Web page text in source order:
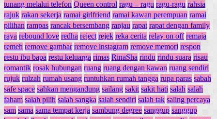
tunang melalui telefon Queen control ragu – ragu ragu-ragu rahsia
rajuk rakan sekerja ramai girlfriend ramai kawan perempuan ramai
pilihan rampas rancak bersembang ranjau rapat rapat dengan family
raya rebound love redha reject rejek reka cerita relay on off remaja
remeh remove gambar remove instagram remove memori respon
restu ibu bapa restu keluarga rimas RinaSha rindu rindu suara risau
romantik rosak hubungan ruang ruang dengan kawan ruang sendiri
rujuk rulzah rumah usang runtuhkan rumah tangga rupa paras sabah
safe space sahkan mengandung sailang sakit sakit hati salah salah
faham salah pilih salah sangka salah sendiri salah tak saling percaya
sam sama sama tempat kerja sambung degree sanggup sanggup